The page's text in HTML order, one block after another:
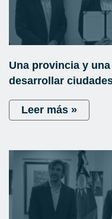
Una provincia y
desarrollar
Leer más »